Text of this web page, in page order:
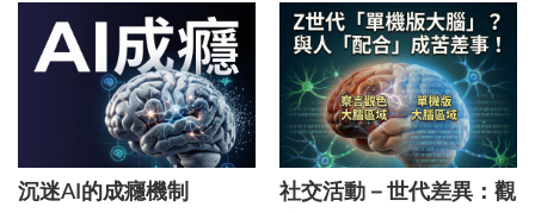
沉迷AI的成癮機制
社交活動－世代差異：觀